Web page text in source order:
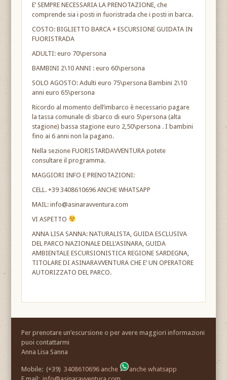
E’ SEMPRE NECESSARIA LA PRENOTAZIONE, che
comprende sia i posti in fuoristrada che i posti in barca.
COSTO: BIGLIETTO BARCA + ESCURSIONE GUIDATA IN
FUORISTRADA
ADULTI: euro 70\persona
BAMBINI 2\10 ANNI : euro 60\persona
SOLO AGOSTO: Adulti euro 75\persona Bambini 2\10
anni euro 65\persona
Ricordo al momento dell’imbarco è necessario pagare
la tassa comunale di sbarco di euro 5\persona (alta
stagione) bassa stagione euro 2,50\persona . I bambini
fino ai 6 anni non la pagano.
Nella sezione FUORISTARDAVVENTURA potete
consultare il programma.
MAGGIORI INFO E PRENOTAZIONI:
CELL. +39 3408610696 ANCHE WHATSAPP
MAIL: info@asinaravventura.com
VI ASPETTO
ANNA LISA SANNA: NATURALISTA, GUIDA ESCLUSIVA
DEL PARCO NAZIONALE DELL’ASINARA, GUIDA
AMBIENTALE ESCURSIONISTICA REGIONE SARDEGNA,
TITOLARE DI ASINARAVVENTURA CHE E’ UN OPERATORE
AUTORIZZATO DEL PARCO.
Per prenotare un’escursione o per avere maggiori informazioni
puoi contattarmi
Anna Lisa Sanna
Mobile: (+39)3408610696 anche
anche whatsapp